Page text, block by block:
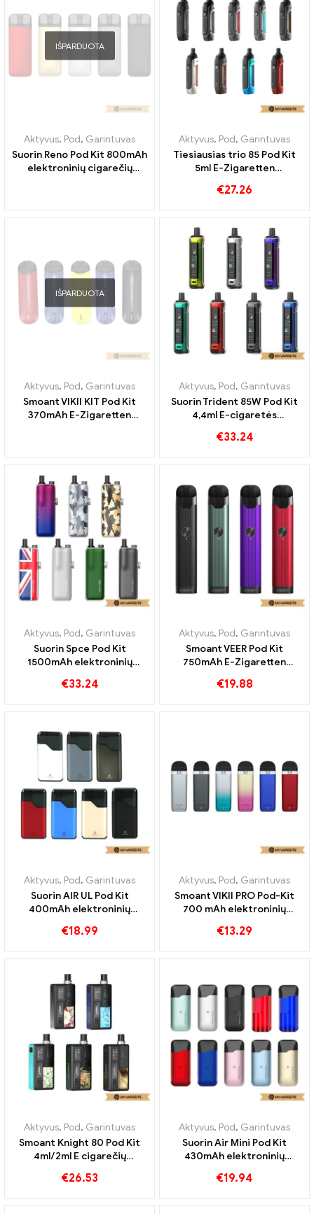
IŠPARDUOTA
Aktyvus, Pod, Garintuvas
Suorin Reno Pod Kit 800mAh
elektroninių cigarečių
Aktyvus, Pod, Garintuvas
Tiesiausias trio 85 Pod Kit
5ml E-Zigaretten
€27.26
IŠPARDUOTA
Aktyvus, Pod, Garintuvas
Smoant VIKII KIT Pod Kit
370mAh E-Zigaretten
Aktyvus, Pod, Garintuvas
Suorin Trident 85W Pod Kit
4,4ml E-cigaretės
€33.24
Aktyvus, Pod, Garintuvas
Suorin Spce Pod Kit
1500mAh elektroninių
prekyba 丨Custom
€33.24
Aktyvus, Pod, Garintuvas
Smoant VEER Pod Kit
750mAh E-Zigaretten
€19.88
Aktyvus, Pod, Garintuvas
Suorin AIR UL Pod Kit
400mAh elektroninių
prekyba 丨Customed
€18.99
Aktyvus, Pod, Garintuvas
Smoant VIKII PRO Pod-Kit
700 mAh elektroninių
prekyba pagal užsakymą
€13.29
Aktyvus, Pod, Garintuvas
Smoant Knight 80 Pod Kit
4ml/2ml E cigarečių
Custom
€26.53
Aktyvus, Pod, Garintuvas
Suorin Air Mini Pod Kit
430mAh elektroninių
prekyba 丨Customed
€19.94